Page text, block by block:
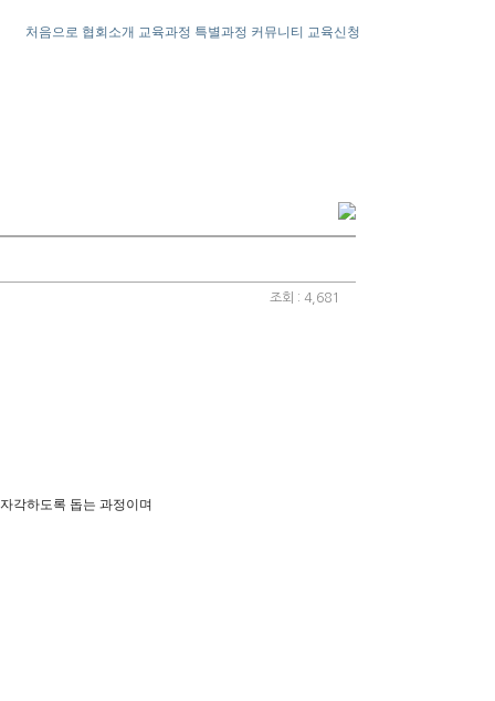
처음으로 협회소개 교육과정 특별과정 커뮤니티 교육신청
조회 : 4,681
각하도록 돕는 과정이며